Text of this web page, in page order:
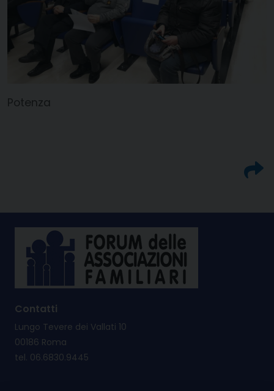
Potenza
Contatti
Lungo Tevere dei Vallati 10
00186 Roma
tel. 06.6830.9445